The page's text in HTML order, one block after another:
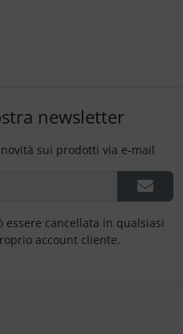
newsletter
sui prodotti via e-mail
cancellata in qualsiasi
account cliente.